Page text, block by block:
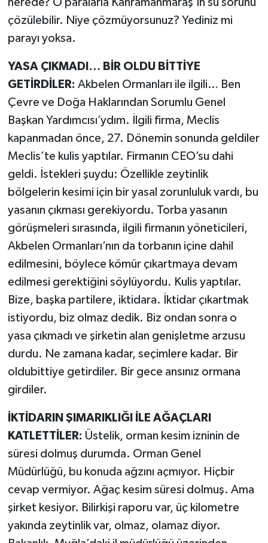
nerede? O paralarla Kahramanmaraş’ın su sorunu
çözülebilir. Niye çözmüyorsunuz? Yediniz mi
parayı yoksa.
YASA ÇIKMADI… BİR OLDU BİTTİYE
GETİRDİLER: Akbelen Ormanları ile ilgili… Ben
Çevre ve Doğa Haklarından Sorumlu Genel
Başkan Yardımcısı’ydım. İlgili firma, Meclis
kapanmadan önce, 27. Dönemin sonunda geldiler
Meclis’te kulis yaptılar. Firmanın CEO’su dahi
geldi. İstekleri şuydu: Özellikle zeytinlik
bölgelerin kesimi için bir yasal zorunluluk vardı, bu
yasanın çıkması gerekiyordu. Torba yasanın
görüşmeleri sırasında, ilgili firmanın yöneticileri,
Akbelen Ormanları’nın da torbanın içine dahil
edilmesini, böylece kömür çıkartmaya devam
edilmesi gerektiğini söylüyordu. Kulis yaptılar.
Bize, başka partilere, iktidara. İktidar çıkartmak
istiyordu, biz olmaz dedik. Biz ondan sonra o
yasa çıkmadı ve şirketin alan genişletme arzusu
durdu. Ne zamana kadar, seçimlere kadar. Bir
oldubittiye getirdiler. Bir gece ansınız ormana
girdiler.
İKTİDARIN ŞIMARIKLIĞI İLE AĞAÇLARI
KATLETTİLER: Üstelik, orman kesim izninin de
süresi dolmuş durumda. Orman Genel
Müdürlüğü, bu konuda ağzını açmıyor. Hiçbir
cevap vermiyor. Ağaç kesim süresi dolmuş. Ama
şirket kesiyor. Bilirkişi raporu var, üç kilometre
yakında zeytinlik var, olmaz, olamaz diyor.